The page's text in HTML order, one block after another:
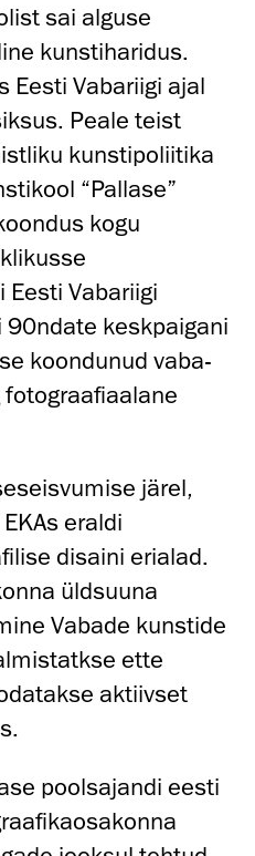
sai alguse
kunstiharidus.
Eesti Vabariigi ajal
Peale teist
kunstipoliitika
“Pallase”
kogu
Vabariigi
keskpaigani
koondunud vaba-
järel,
eraldi
disaini erialad.
üldsuuna
Vabade kunstide
ette
aktiivset
poolsajandi eesti